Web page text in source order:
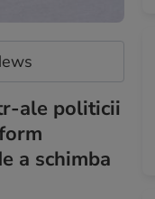
ale politicii
a schimba